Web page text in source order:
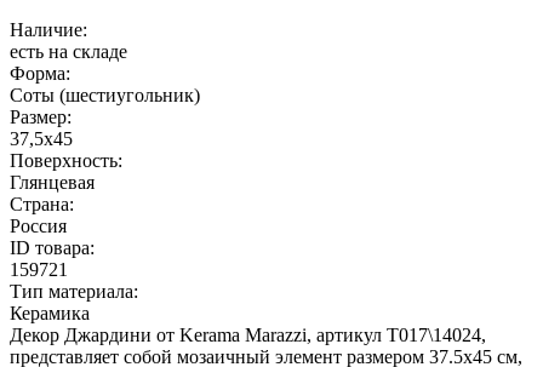
Наличие:
есть на складе
Форма:
Соты (шестиугольник)
Размер:
37,5x45
Поверхность:
Глянцевая
Страна:
Россия
ID товара:
159721
Тип материала:
Керамика
Декор Джардини от Kerama Marazzi, артикул T017\14024,
представляет собой мозаичный элемент размером 37.5x45 см,